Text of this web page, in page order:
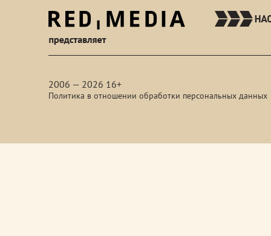
2006 — 2026 16+
Политика в отношении обработки персональных данных